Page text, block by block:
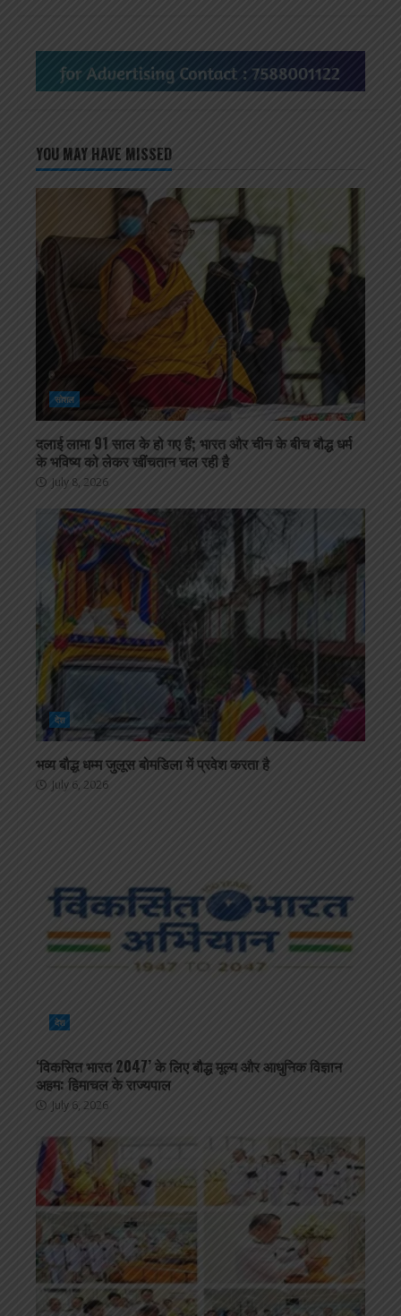
YOU MAY HAVE MISSED
सोशल
दलाई लामा 91 साल के हो गए हैं; भारत और चीन के बीच बौद्ध धर्म
के भविष्य को लेकर खींचतान चल रही है
July 8, 2026
देश
भव्य बौद्ध धम्म जुलूस बोमडिला में प्रवेश करता है
July 6, 2026
देश
‘विकसित भारत 2047’ के लिए बौद्ध मूल्य और आधुनिक विज्ञान
अहम: हिमाचल के राज्यपाल
July 6, 2026